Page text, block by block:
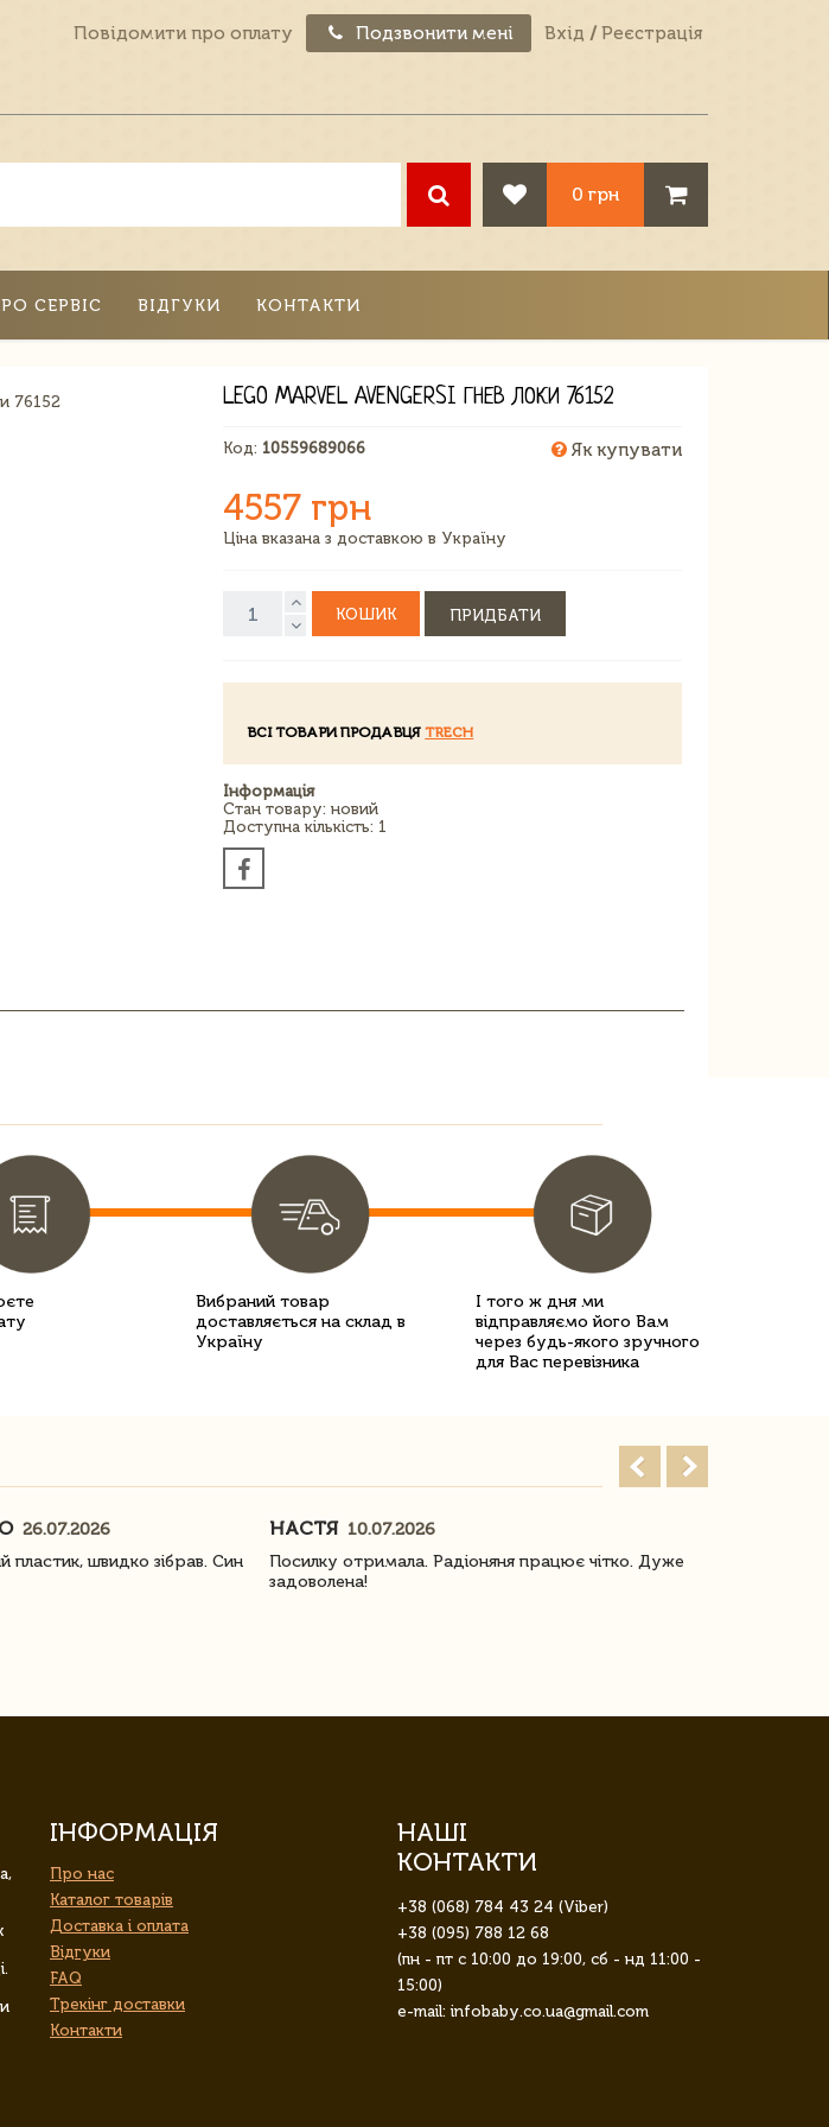
Повідомити про оплату Подзвонити мені Вхід / Реєстрація
0 грн
СЕРВІС ВІДГУКИ КОНТАКТИ
LEGO MARVEL AVENGERSI ГНЕВ ЛОКИ 76152
Код: 10559689066 Як купувати
4557 грн
Ціна вказана з доставкою в Україну
КОШИК ПРИДБАТИ
ВСІ ТОВАРИ ПРОДАВЦЯTRECH
Інформація
Стан товару: новий
Доступна кількість: 1
Вибраний товар
доставляється на склад в
Україну
І того ж дня ми
відправляємо його Вам
через будь-якого зручного
для Вас перевізника
26.07.2026
пластик, швидко зібрав. Син
НАСТЯ 10.07.2026
Посилку отримала. Радіоняня працює чітко. Дуже
задоволена!
ІНФОРМАЦІЯ
Про нас
Каталог товарів
Доставка і оплата
Відгуки
FAQ
Трекінг доставки
Контакти
НАШІ
КОНТАКТИ
+38 (068) 784 43 24 (Viber)
+38 (095) 788 12 68
(пн - пт с 10:00 до 19:00, сб - нд 11:00 -
15:00)
e-mail: infobaby.co.ua@gmail.com